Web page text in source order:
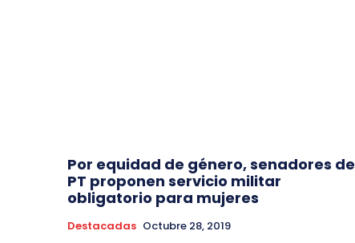
Por equidad de género, senadores de
PT proponen servicio militar
obligatorio para mujeres
Destacadas Octubre 28, 2019